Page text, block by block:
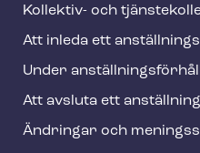
Kollektiv- och
Att inleda ett
Under
Att avsluta ett
Ändringar och